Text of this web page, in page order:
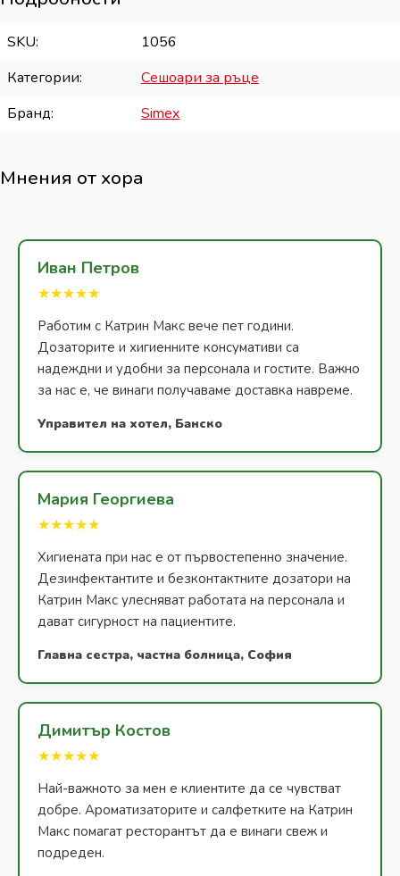
SKU
1056
Категории
Сешоари за ръце
Бранд
Simex
Мнения от хора
Иван Петров
★★★★★
Работим с Катрин Макс вече пет години.
Дозаторите и хигиенните консумативи са
надеждни и удобни за персонала и гостите. Важно
за нас е, че винаги получаваме доставка навреме.
Управител на хотел, Банско
Мария Георгиева
★★★★★
Хигиената при нас е от първостепенно значение.
Дезинфектантите и безконтактните дозатори на
Катрин Макс улесняват работата на персонала и
дават сигурност на пациентите.
Главна сестра, частна болница, София
Димитър Костов
★★★★★
Най-важното за мен е клиентите да се чувстват
добре. Ароматизаторите и салфетките на Катрин
Макс помагат ресторантът да е винаги свеж и
подреден.